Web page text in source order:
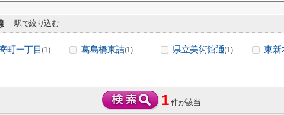
駅で絞り込む
町一丁目(1) 葛島橋東詰(1) 県立美術館通(1) 東新
1 件が該当